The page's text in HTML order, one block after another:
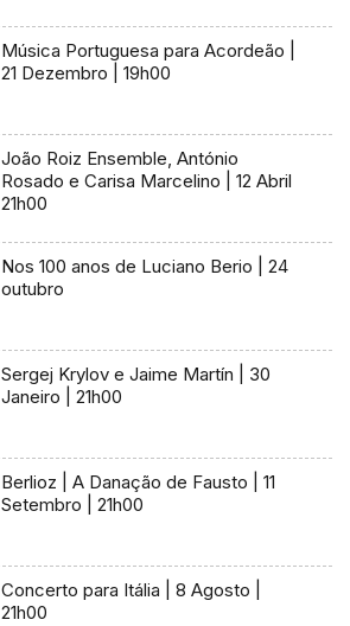
Música Portuguesa para Acordeão |
21 Dezembro | 19h00
João Roiz Ensemble, António
Rosado e Carisa Marcelino | 12 Abril
21h00
Nos 100 anos de Luciano Berio | 24
outubro
Sergej Krylov e Jaime Martín | 30
Janeiro | 21h00
Berlioz | A Danação de Fausto | 11
Setembro | 21h00
Concerto para Itália | 8 Agosto |
21h00